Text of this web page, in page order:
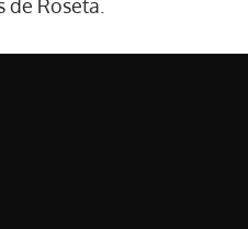
Roseta.